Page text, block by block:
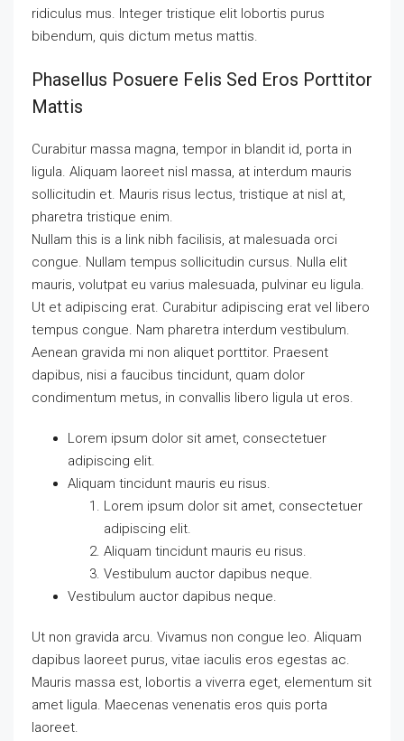
ridiculus mus. Integer tristique elit lobortis purus
bibendum, quis dictum metus mattis.
Phasellus Posuere Felis Sed Eros Porttitor
Mattis
Curabitur massa magna, tempor in blandit id, porta in
ligula. Aliquam laoreet nisl massa, at interdum mauris
sollicitudin et. Mauris risus lectus, tristique at nisl at,
pharetra tristique enim.
Nullam this is a link nibh facilisis, at malesuada orci
congue. Nullam tempus sollicitudin cursus. Nulla elit
mauris, volutpat eu varius malesuada, pulvinar eu ligula.
Ut et adipiscing erat. Curabitur adipiscing erat vel libero
tempus congue. Nam pharetra interdum vestibulum.
Aenean gravida mi non aliquet porttitor. Praesent
dapibus, nisi a faucibus tincidunt, quam dolor
condimentum metus, in convallis libero ligula ut eros.
Lorem ipsum dolor sit amet, consectetuer
adipiscing elit.
Aliquam tincidunt mauris eu risus.
Lorem ipsum dolor sit amet, consectetuer
adipiscing elit.
Aliquam tincidunt mauris eu risus.
Vestibulum auctor dapibus neque.
Vestibulum auctor dapibus neque.
Ut non gravida arcu. Vivamus non congue leo. Aliquam
dapibus laoreet purus, vitae iaculis eros egestas ac.
Mauris massa est, lobortis a viverra eget, elementum sit
amet ligula. Maecenas venenatis eros quis porta
laoreet.